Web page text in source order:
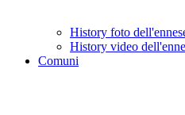
History foto
History video
Comuni